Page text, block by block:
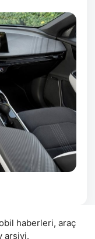
haberleri, araç
arşivi.